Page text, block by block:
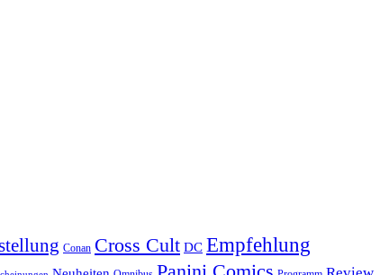
Conan Cross Cult DC Empfehlung